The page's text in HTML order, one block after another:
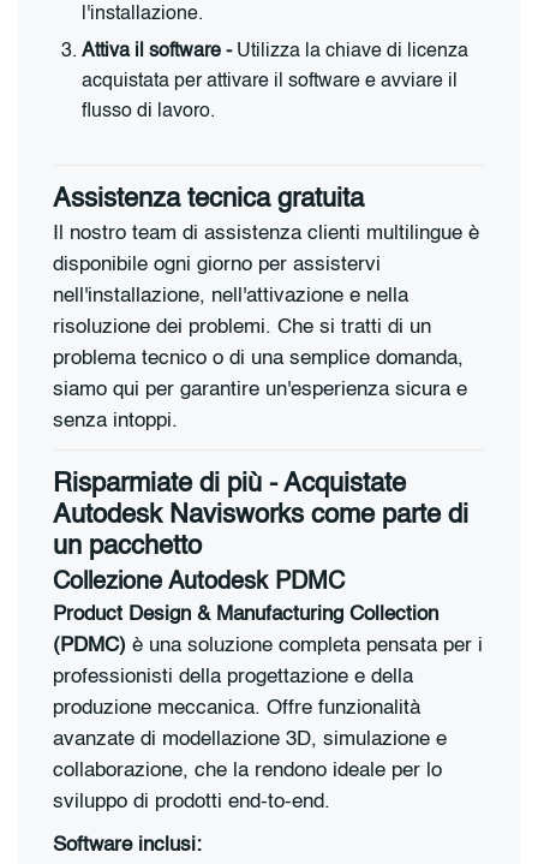
l'installazione.
Attiva il software -Utilizza la chiave di licenza
acquistata per attivare il software e avviare il
flusso di lavoro.
Assistenza tecnica gratuita
Il nostro team di assistenza clienti multilingue è
disponibile ogni giorno per assistervi
nell'installazione, nell'attivazione e nella
risoluzione dei problemi. Che si tratti di un
problema tecnico o di una semplice domanda,
siamo qui per garantire un'esperienza sicura e
senza intoppi.
Risparmiate di più - Acquistate
Autodesk Navisworks come parte di
un pacchetto
Collezione Autodesk PDMC
Product Design & Manufacturing Collection
(PDMC) è una soluzione completa pensata per i
professionisti della progettazione e della
produzione meccanica. Offre funzionalità
avanzate di modellazione 3D, simulazione e
collaborazione, che la rendono ideale per lo
sviluppo di prodotti end-to-end.
Software inclusi: